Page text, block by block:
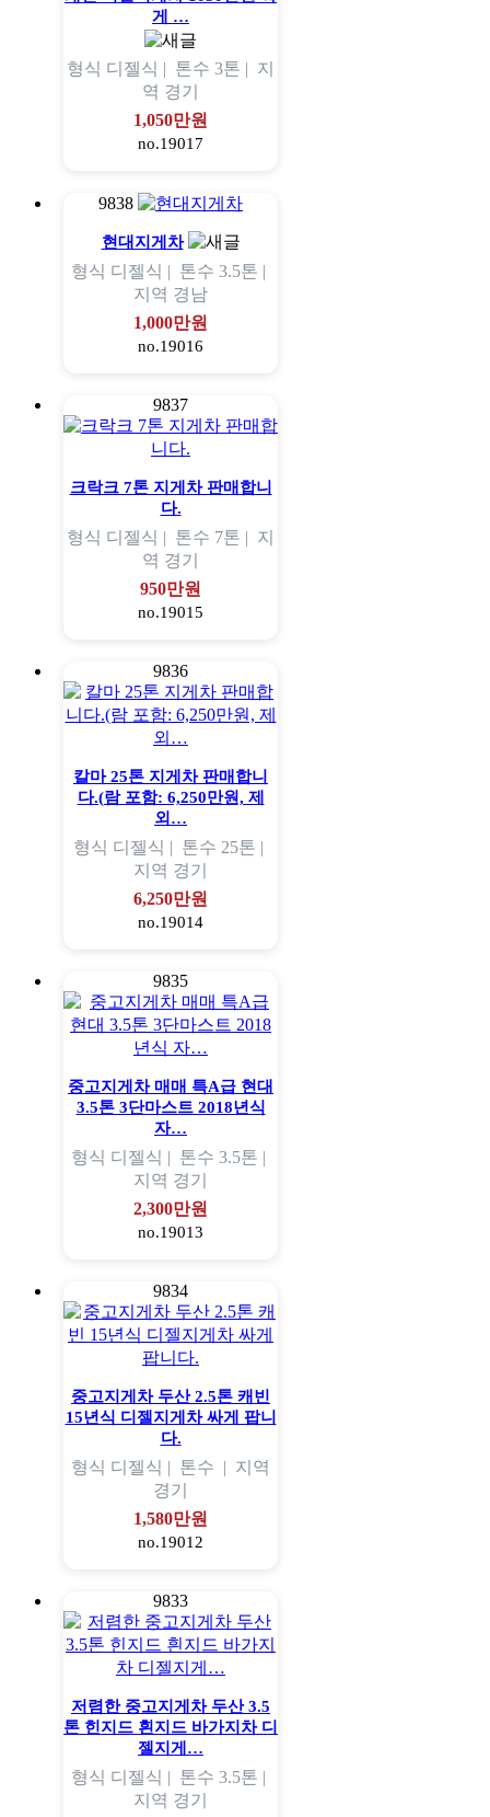
게 …
형식 디젤식 | 톤수 3톤 | 지
역 경기
1,050만원
no.19017
9838
현대지게차
형식 디젤식 | 톤수 3.5톤 |
지역 경남
1,000만원
no.19016
9837
크락크 7톤 지게차 판매합니
다.
형식 디젤식 | 톤수 7톤 | 지
역 경기
950만원
no.19015
9836
칼마 25톤 지게차 판매합니
다.(람 포함: 6,250만원, 제
외…
형식 디젤식 | 톤수 25톤 |
지역 경기
6,250만원
no.19014
9835
중고지게차 매매 특A급 현대
3.5톤 3단마스트 2018년식
자…
형식 디젤식 | 톤수 3.5톤 |
지역 경기
2,300만원
no.19013
9834
중고지게차 두산 2.5톤 캐빈
15년식 디젤지게차 싸게 팝니
다.
형식 디젤식 | 톤수 | 지역
경기
1,580만원
no.19012
9833
저렴한 중고지게차 두산 3.5
톤 힌지드 흰지드 바가지차 디
젤지게…
형식 디젤식 | 톤수 3.5톤 |
지역 경기